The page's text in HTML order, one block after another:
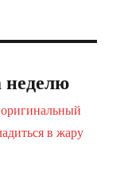
неделю
в жару